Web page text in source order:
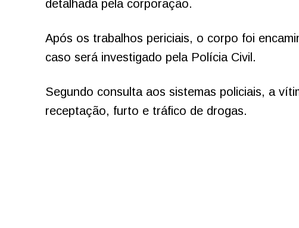
detalhada pela corporação.
Após os trabalhos periciais, o corpo foi
caso será investigado pela Polícia Civil.
Segundo consulta aos sistemas policiais, a
receptação, furto e tráfico de drogas.